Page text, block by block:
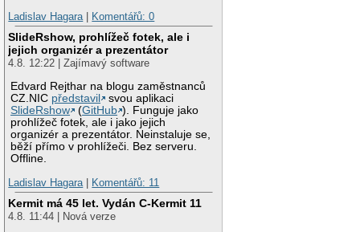
Ladislav Hagara | Komentářů: 0
SlideRshow, prohlížeč fotek, ale i
jejich organizér a prezentátor
4.8. 12:22 | Zajímavý software
Edvard Rejthar na blogu zaměstnanců
CZ.NIC představil
svou aplikaci
SlideRshow
(GitHub ). Funguje jako
prohlížeč fotek, ale i jako jejich
organizér a prezentátor. Neinstaluje se,
běží přímo v prohlížeči. Bez serveru.
Offline.
Ladislav Hagara | Komentářů: 11
Kermit má 45 let. Vydán C-Kermit 11
4.8. 11:44 | Nová verze